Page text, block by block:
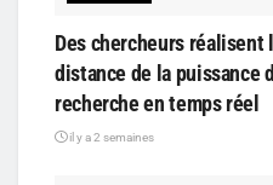
Des chercheurs réalisent
distance de la puissance
recherche en temps réel
il y a 2 semaines